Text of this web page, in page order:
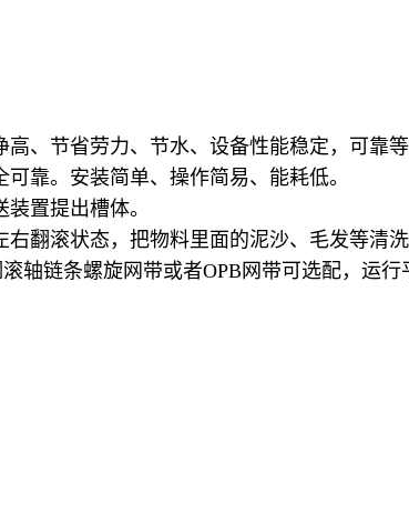
节省劳力、节水、设备性能稳定，可靠等
靠。安装简单、操作简易、能耗低。
置提出槽体。
滚状态，把物料里面的泥沙、毛发等清洗
链条螺旋网带或者OPB网带可选配，运行